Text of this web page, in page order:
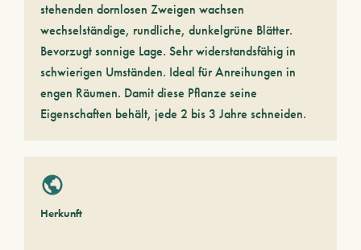
stehenden dornlosen Zweigen wachsen
wechselständige, rundliche, dunkelgrüne Blätter.
Bevorzugt sonnige Lage. Sehr widerstandsfähig in
schwierigen Umständen. Ideal für Anreihungen in
engen Räumen. Damit diese Pflanze seine
Eigenschaften behält, jede 2 bis 3 Jahre schneiden.
Herkunft